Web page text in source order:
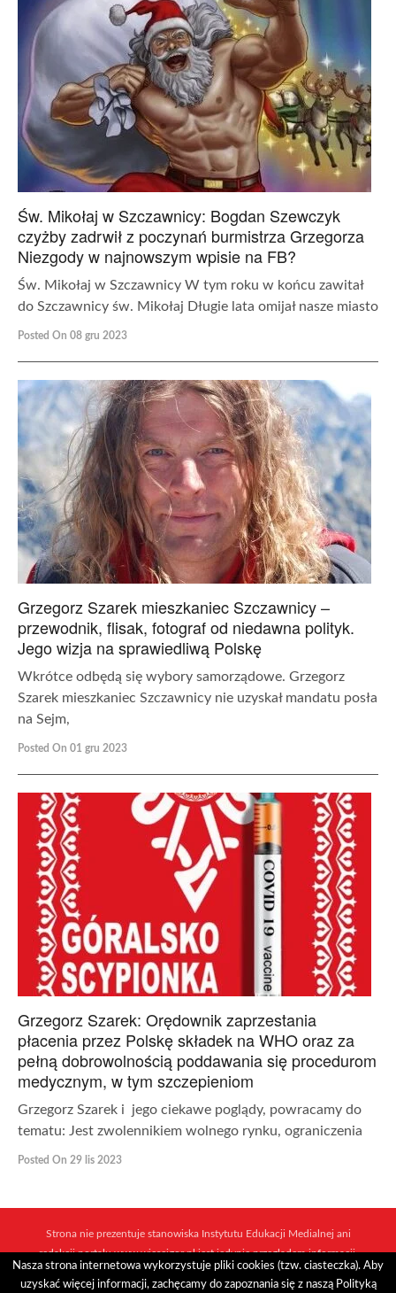
Św. Mikołaj w Szczawnicy: Bogdan Szewczyk
czyżby zadrwił z poczynań burmistrza Grzegorza
Niezgody w najnowszym wpisie na FB?
Św. Mikołaj w Szczawnicy W tym roku w końcu zawitał
do Szczawnicy św. Mikołaj Długie lata omijał nasze miasto
Posted On 08 gru 2023
Grzegorz Szarek mieszkaniec Szczawnicy –
przewodnik, flisak, fotograf od niedawna polityk.
Jego wizja na sprawiedliwą Polskę
Wkrótce odbędą się wybory samorządowe. Grzegorz
Szarek mieszkaniec Szczawnicy nie uzyskał mandatu posła
na Sejm,
Posted On 01 gru 2023
Grzegorz Szarek: Orędownik zaprzestania
płacenia przez Polskę składek na WHO oraz za
pełną dobrowolnością poddawania się procedurom
medycznym, w tym szczepieniom
Grzegorz Szarek i jego ciekawe poglądy, powracamy do
tematu: Jest zwolennikiem wolnego rynku, ograniczenia
Posted On 29 lis 2023
Strona nie prezentuje stanowiska Instytutu Edukacji Medialnej ani
redakcji portalu www.wiescigor.pl jest jedynie przeglądem informacji,
które ukazują się w sieci mediów i niezależnych dziennikarzy.
Nasza strona internetowa wykorzystuje pliki cookies (tzw. ciasteczka). Aby
uzyskać więcej informacji, zachęcamy do zapoznania się z naszą Polityką